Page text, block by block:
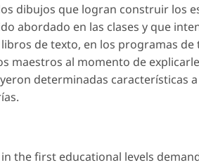
dibujos que logran construir los
abordado en las clases y que
de texto, en los programas de
maestros al momento de
determinadas características
the first educational levels